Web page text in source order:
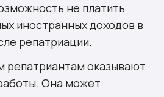
не платить
иностранных доходов в
репатриации.
репатриантам оказывают
Она может